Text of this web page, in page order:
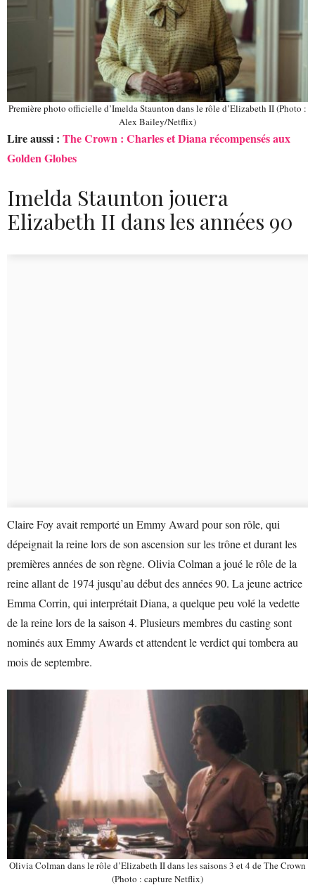
Première photo officielle d’Imelda Staunton dans le rôle d’Elizabeth II (Photo :
Alex Bailey/Netflix)
Lire aussi : The Crown : Charles et Diana récompensés aux
Golden Globes
Imelda Staunton jouera
Elizabeth II dans les années 90
Claire Foy avait remporté un Emmy Award pour son rôle, qui
dépeignait la reine lors de son ascension sur les trône et durant les
premières années de son règne. Olivia Colman a joué le rôle de la
reine allant de 1974 jusqu’au début des années 90. La jeune actrice
Emma Corrin, qui interprétait Diana, a quelque peu volé la vedette
de la reine lors de la saison 4. Plusieurs membres du casting sont
nominés aux Emmy Awards et attendent le verdict qui tombera au
mois de septembre.
Olivia Colman dans le rôle d’Elizabeth II dans les saisons 3 et 4 de The Crown
(Photo : capture Netflix)